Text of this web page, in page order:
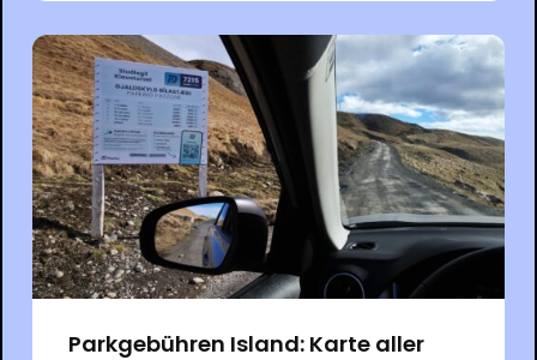
Parkgebühren Island: Karte aller